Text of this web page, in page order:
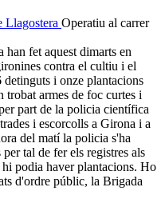
Operatiu al carrer
han fet aquest dimarts en
contra el cultiu i el
detinguts i onze plantacions
trobat armes de foc curtes i
part de la policia científica
i escorcolls a Girona i a
del matí la policia s'ha
tal de fer els registres als
podia haver plantacions. Ho
d'ordre públic, la Brigada